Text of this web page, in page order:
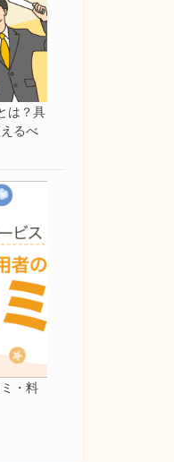
は？具
るべ
・料